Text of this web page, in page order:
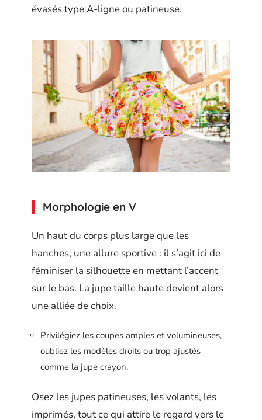
évasés type A-ligne ou patineuse.
Morphologie en V
Un haut du corps plus large que les
hanches, une allure sportive : il s’agit ici de
féminiser la silhouette en mettant l’accent
sur le bas. La jupe taille haute devient alors
une alliée de choix.
Privilégiez les coupes amples et volumineuses,
oubliez les modèles droits ou trop ajustés
comme la jupe crayon.
Osez les jupes patineuses, les volants, les
imprimés, tout ce qui attire le regard vers le